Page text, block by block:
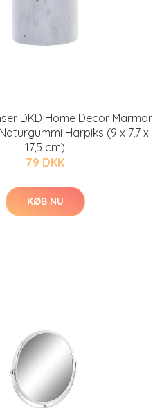
DKD Home Decor Marmor
Harpiks (9 x 7,7 x
17,5 cm)
79 DKK
KØB NU